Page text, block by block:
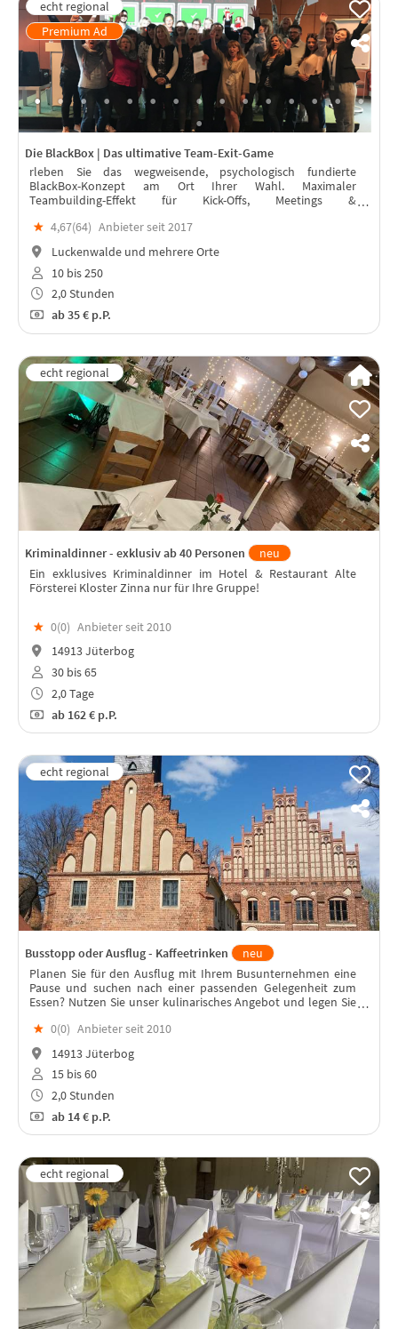
Die BlackBox | Das ultimative Team-Exit-Game
rleben Sie das wegweisende, psychologisch fundierte
BlackBox-Konzept am Ort Ihrer Wahl. Maximaler
Teambuilding-Effekt für Kick-Offs, Meetings &
vor Ort. für 10 bis 250 Personen.
★ 4,67(64) Anbieter seit 2017
Luckenwalde und mehrere Orte
10 bis 250
2,0 Stunden
ab35 € p.P.
Kriminaldinner - exklusiv ab 40 Personen
neu
Ein exklusives Kriminaldinner im Hotel & Restaurant Alte
Försterei Kloster Zinna nur für Ihre Gruppe!
★ 0(0) Anbieter seit 2010
14913 Jüterbog
30 bis 65
2,0 Tage
ab162 € p.P.
Busstopp oder Ausflug - Kaffeetrinken
neu
Planen Sie für den Ausflug mit Ihrem Busunternehmen eine
Pause und suchen nach einer passenden Gelegenheit zum
Essen? Nutzen Sie unser kulinarisches Angebot und legen Sie
Kloster Zinna ein!
★ 0(0) Anbieter seit 2010
14913 Jüterbog
15 bis 60
2,0 Stunden
ab14 € p.P.